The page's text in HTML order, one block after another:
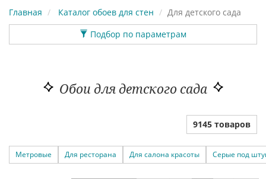
Главная Каталог обоев для стен
Для детского сада
Подбор по параметрам
Обои для детского сада
9145 товаров
Метровые Для ресторана Для салона красоты Серые под